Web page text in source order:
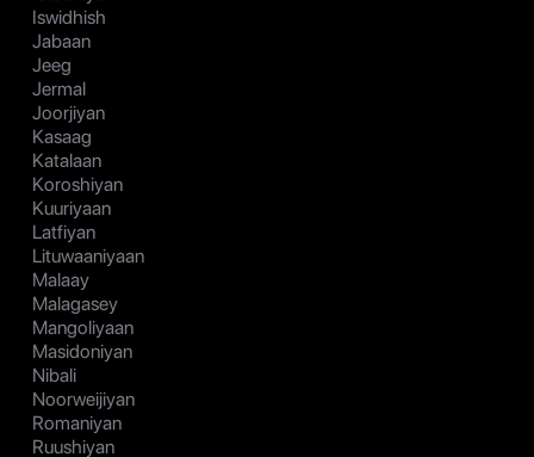
Iswidhish
Jabaan
Jeeg
Jermal
Joorjiyan
Kasaag
Katalaan
Koroshiyan
Kuuriyaan
Latfiyan
Lituwaaniyaan
Malaay
Malagasey
Mangoliyaan
Masidoniyan
Nibali
Noorweijiyan
Romaniyan
Ruushiyan